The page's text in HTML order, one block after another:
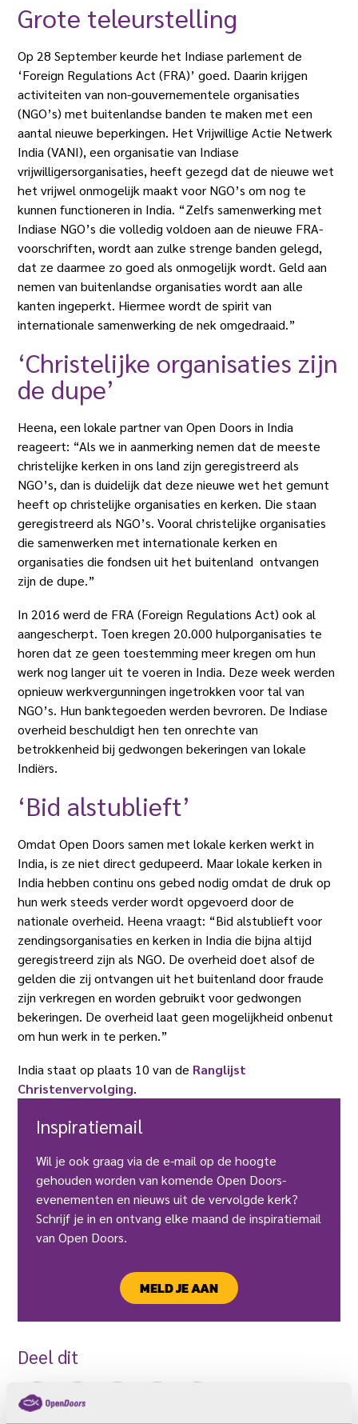
Grote teleurstelling
Op 28 September keurde het Indiase parlement de
‘Foreign Regulations Act (FRA)’ goed. Daarin krijgen
activiteiten van non-gouvernementele organisaties
(NGO’s) met buitenlandse banden te maken met een
aantal nieuwe beperkingen. Het Vrijwillige Actie Netwerk
India (VANI), een organisatie van Indiase
vrijwilligersorganisaties, heeft gezegd dat de nieuwe wet
het vrijwel onmogelijk maakt voor NGO’s om nog te
kunnen functioneren in India. “Zelfs samenwerking met
Indiase NGO’s die volledig voldoen aan de nieuwe FRA-
voorschriften, wordt aan zulke strenge banden gelegd,
dat ze daarmee zo goed als onmogelijk wordt. Geld aan
nemen van buitenlandse organisaties wordt aan alle
kanten ingeperkt. Hiermee wordt de spirit van
internationale samenwerking de nek omgedraaid.”
‘Christelijke organisaties zijn
de dupe’
Heena, een lokale partner van Open Doors in India
reageert: “Als we in aanmerking nemen dat de meeste
christelijke kerken in ons land zijn geregistreerd als
NGO’s, dan is duidelijk dat deze nieuwe wet het gemunt
heeft op christelijke organisaties en kerken. Die staan
geregistreerd als NGO’s. Vooral christelijke organisaties
die samenwerken met internationale kerken en
organisaties die fondsen uit het buitenland ontvangen
zijn de dupe.”
In 2016 werd de FRA (Foreign Regulations Act) ook al
aangescherpt. Toen kregen 20.000 hulporganisaties te
horen dat ze geen toestemming meer kregen om hun
werk nog langer uit te voeren in India. Deze week werden
opnieuw werkvergunningen ingetrokken voor tal van
NGO’s. Hun banktegoeden werden bevroren. De Indiase
overheid beschuldigt hen ten onrechte van
betrokkenheid bij gedwongen bekeringen van lokale
Indiërs.
‘Bid alstublieft’
Omdat Open Doors samen met lokale kerken werkt in
India, is ze niet direct gedupeerd. Maar lokale kerken in
India hebben continu ons gebed nodig omdat de druk op
hun werk steeds verder wordt opgevoerd door de
nationale overheid. Heena vraagt: “Bid alstublieft voor
zendingsorganisaties en kerken in India die bijna altijd
geregistreerd zijn als NGO. De overheid doet alsof de
gelden die zij ontvangen uit het buitenland door fraude
zijn verkregen en worden gebruikt voor gedwongen
bekeringen. De overheid laat geen mogelijkheid onbenut
om hun werk in te perken.”
India staat op plaats 10 van de Ranglijst
Christenvervolging.
Inspiratiemail
Wil je ook graag via de e-mail op de hoogte
gehouden worden van komende Open Doors-
evenementen en nieuws uit de vervolgde kerk?
Schrijf je in en ontvang elke maand de inspiratiemail
van Open Doors.
MELD JE AAN
Deel dit